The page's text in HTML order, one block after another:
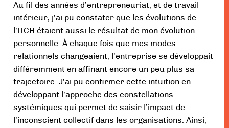
Au fil des années d’entrepreneuriat, et de travail
intérieur, j’ai pu constater que les évolutions de
l’IICH étaient aussi le résultat de mon évolution
personnelle. À chaque fois que mes modes
relationnels changeaient, l’entreprise se développait
différemment en affinant encore un peu plus sa
trajectoire. J’ai pu confirmer cette intuition en
développant l’approche des constellations
systémiques qui permet de saisir l’impact de
l’inconscient collectif dans les organisations. Ainsi,